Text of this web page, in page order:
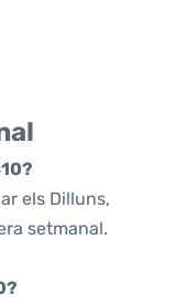
els Dilluns,
setmanal.